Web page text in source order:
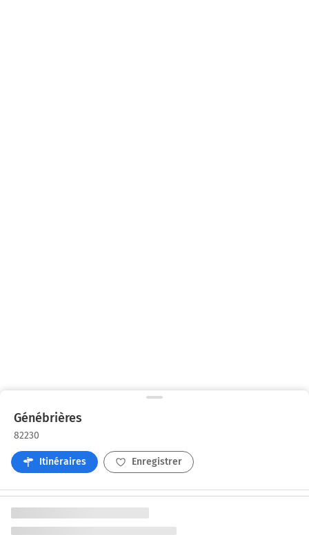
Génébrières
82230
Itinéraires Enregistrer